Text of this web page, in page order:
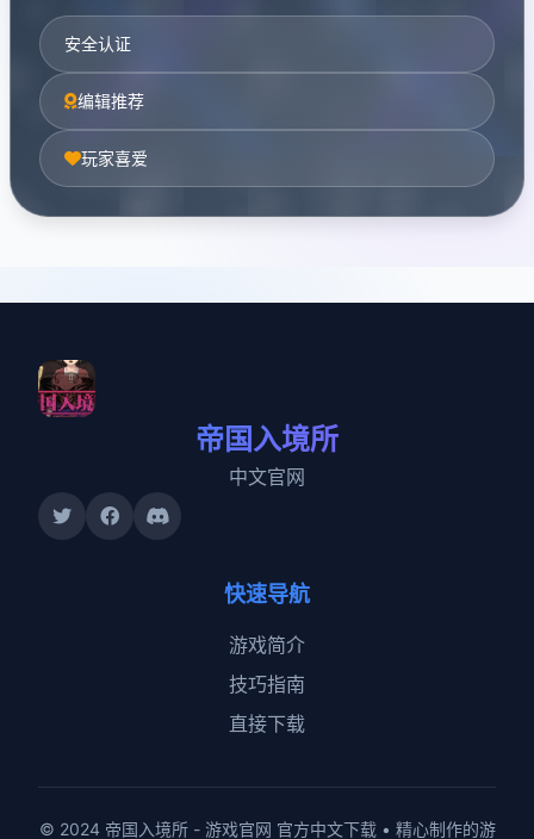
安全认证
编辑推荐
玩家喜爱
帝国入境所
中文官网
快速导航
游戏简介
技巧指南
直接下载
© 2024 帝国入境所 - 游戏官网 官方中文下载 • 精心制作的游